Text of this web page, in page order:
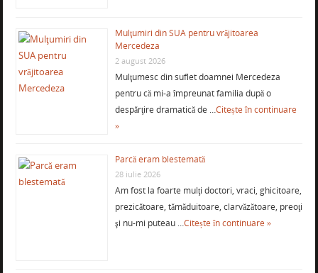
Mulţumiri din SUA pentru vrăjitoarea
Mercedeza
2 august 2026
Mulţumesc din suflet doamnei Mercedeza
pentru că mi-a împreunat familia după o
despărţire dramatică de …Citește în continuare
»
Parcă eram blestemată
28 iulie 2026
Am fost la foarte mulţi doctori, vraci, ghicitoare,
prezicătoare, tămăduitoare, clarvăzătoare, preoţi
şi nu-mi puteau …Citește în continuare »